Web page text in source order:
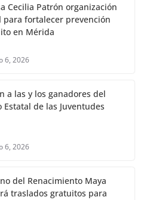
Cecilia Patrón organización
para fortalecer prevención
en Mérida
6, 2026
a las y los ganadores del
Estatal de las Juventudes
6, 2026
del Renacimiento Maya
traslados gratuitos para